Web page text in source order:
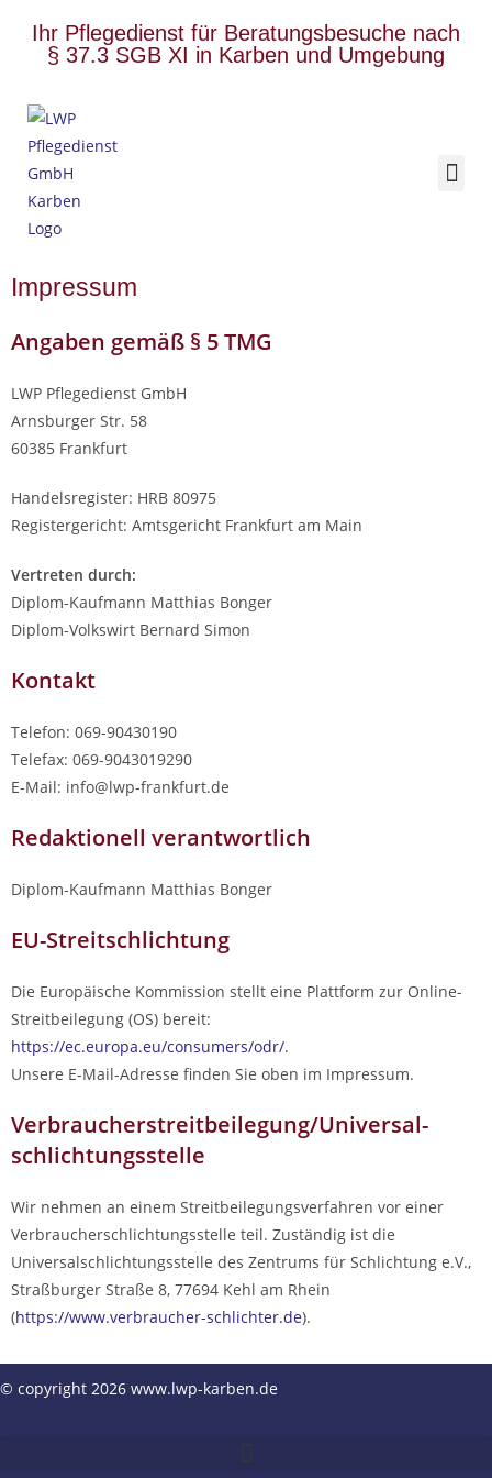
Ihr Pflegedienst für Beratungsbesuche nach
§ 37.3 SGB XI in Karben und Umgebung
Impressum
Angaben gemäß § 5 TMG
LWP Pflegedienst GmbH
Arnsburger Str. 58
60385 Frankfurt
Handelsregister: HRB 80975
Registergericht: Amtsgericht Frankfurt am Main
Vertreten durch:
Diplom-Kaufmann Matthias Bonger
Diplom-Volkswirt Bernard Simon
Kontakt
Telefon: 069-90430190
Telefax: 069-9043019290
E-Mail: info@lwp-frankfurt.de
Redaktionell verantwortlich
Diplom-Kaufmann Matthias Bonger
EU-Streitschlichtung
Die Europäische Kommission stellt eine Plattform zur Online-
Streitbeilegung (OS) bereit:
https://ec.europa.eu/consumers/odr/.
Unsere E-Mail-Adresse finden Sie oben im Impressum.
Verbraucher­streit­beilegung/Universal­
schlichtungs­stelle
Wir nehmen an einem Streitbeilegungsverfahren vor einer
Verbraucherschlichtungsstelle teil. Zuständig ist die
Universalschlichtungsstelle des Zentrums für Schlichtung e.V.,
Straßburger Straße 8, 77694 Kehl am Rhein
(https://www.verbraucher-schlichter.de).
© copyright 2026 www.lwp-karben.de